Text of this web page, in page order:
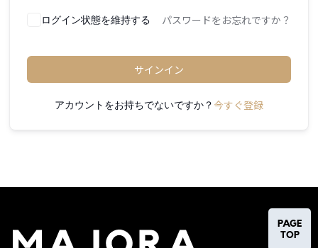
ログイン状態を維持する パスワードをお忘れですか？
サインイン
アカウントをお持ちでないですか？ 今すぐ登録
PAGE
TOP